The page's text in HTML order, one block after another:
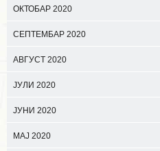
ОКТОБАР 2020
СЕПТЕМБАР 2020
АВГУСТ 2020
ЈУЛИ 2020
ЈУНИ 2020
МАЈ 2020